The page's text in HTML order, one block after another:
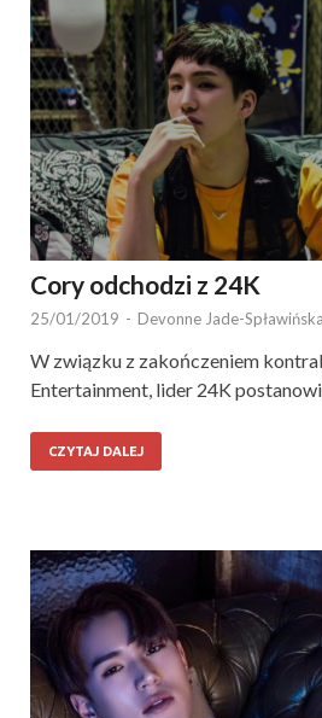
Cory odchodzi z 24K
25/01/2019 - Devonne Jade-Spławińska
W związku z zakończeniem
Entertainment, lider 24K
CZYTAJ DALEJ